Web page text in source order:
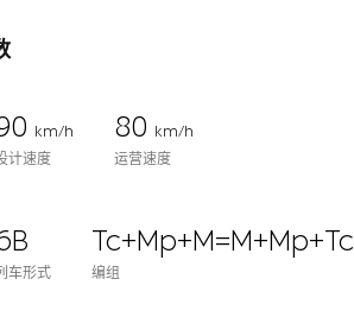
km/h
计速度
80 km/h
运营速度
车形式
Tc+Mp+M=M+Mp+Tc
编组